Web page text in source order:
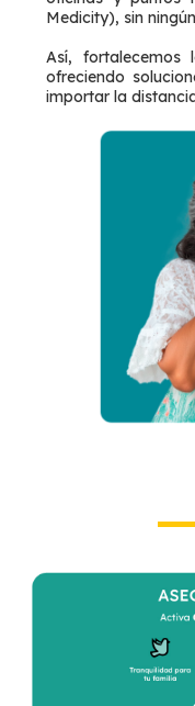
Medicity), sin
Así, fortalecemos
ofreciendo
importar la